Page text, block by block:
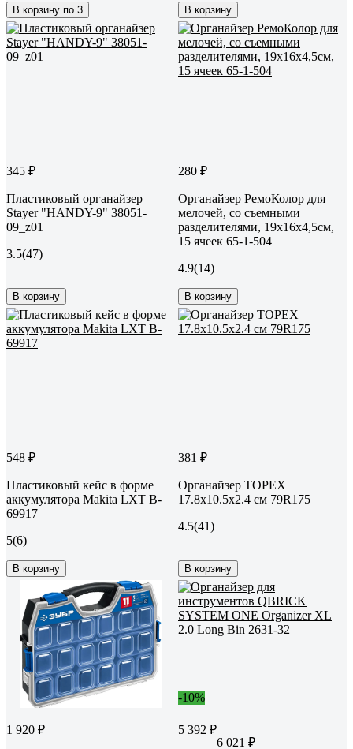
В корзину по 3 В корзину
345 ₽
Пластиковый органайзер
Stayer "HANDY-9" 38051-
09_z01
3.5(47)
В корзину
280 ₽
Органайзер РемоКолор для
мелочей, со съемными
разделителями, 19х16х4,5см,
15 ячеек 65-1-504
4.9(14)
В корзину
548 ₽
Пластиковый кейс в форме
аккумулятора Makita LXT B-
69917
5(6)
В корзину
381 ₽
Органайзер TOPEX
17.8x10.5x2.4 см 79R175
4.5(41)
В корзину
1 920 ₽
-10%
5 392 ₽
6 021 ₽